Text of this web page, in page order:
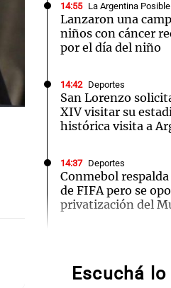
14:55 La Argentina Posible
Lanzaron una
niños con cáncer
por el día del niño
14:42 Deportes
San Lorenzo
XIV visitar su
histórica visita a
14:37 Deportes
Conmebol
de FIFA pero se
privatización del
Rosario: "Vamos a
primeros ocho"
Escuchá
Arequito Cadena 3 en